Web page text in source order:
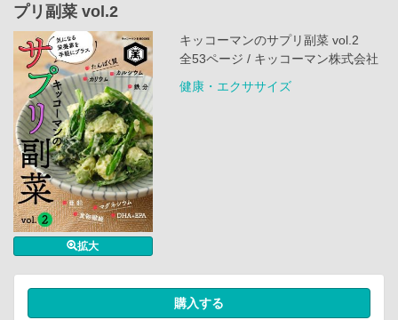
プリ副菜 vol.2
拡大
キッコーマンのサプリ副菜 vol.2
全53ページ / キッコーマン株式会社
健康・エクササイズ
購入する